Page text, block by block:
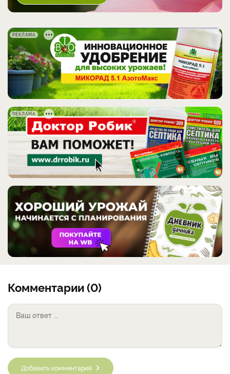
РЕКЛАМА
РЕКЛАМА
Комментарии (0)
Добавить комментарий